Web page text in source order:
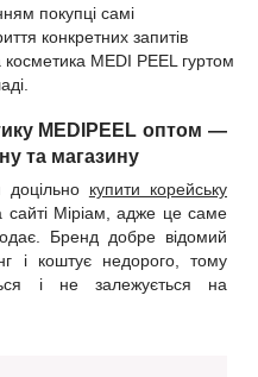
покупці самі
конкретних запитів
MEDI PEEL гуртом
MEDIPEEL оптом —
та магазину
доцільно купити корейську
сайті Міріам, адже це саме
Бренд добре відомий
і коштує недорого, тому
і не залежується на